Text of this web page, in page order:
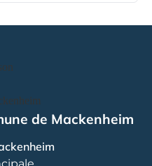
de Mackenheim